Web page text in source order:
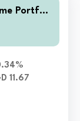
Portfoli
11.67